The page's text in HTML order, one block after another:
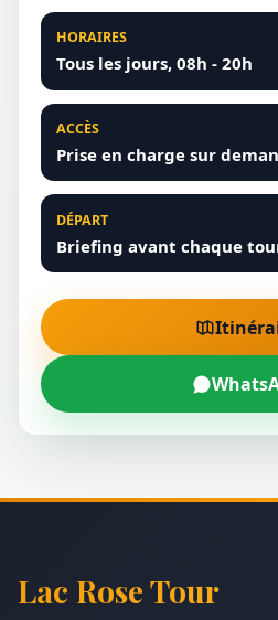
HORAIRES
Tous les jours, 08h - 20h
ACCÈS
Prise en charge sur
DÉPART
Briefing avant chaque
Lac Rose Tour